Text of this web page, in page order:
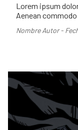
Lorem ipsum
Aenean
Nombre Autor -